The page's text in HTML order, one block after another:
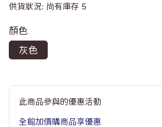
供貨狀況: 尚有庫存 5
顏色
灰色
此商品參與的優惠活動
全館加價購商品享優惠